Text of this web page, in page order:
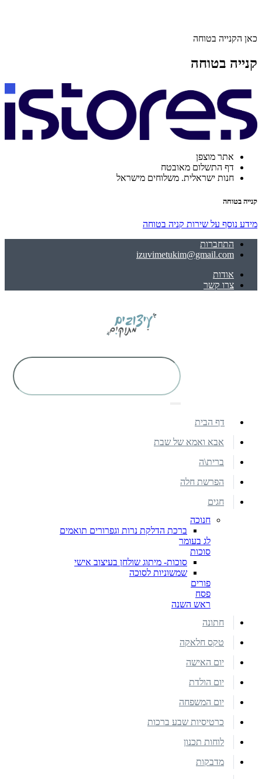
כאן הקנייה בטוחה
קנייה בטוחה
אתר מוצפן
דף התשלום מאובטח
חנות ישראלית. משלוחים מישראל
קנייה בטוחה
מידע נוסף על שירות קניה בטוחה
התחברות
izuvimetukim@gmail.com
אודות
צרו קשר
דף הבית
אבא ואמא של שבת
ברית\ה
הפרשת חלה
חגים
חנוכה
ברכת הדלקת נרות וגפרורים תואמים
לג בעומר
סוכות
סוכות- מיתוג שולחן בעיצוב אישי
שמשוניות לסוכה
פורים
פסח
ראש השנה
חתונה
טקס חלאקה
יום האישה
יום הולדת
יום המשפחה
כרטיסיות שבע ברכות
לוחות תכנון
מדבקות